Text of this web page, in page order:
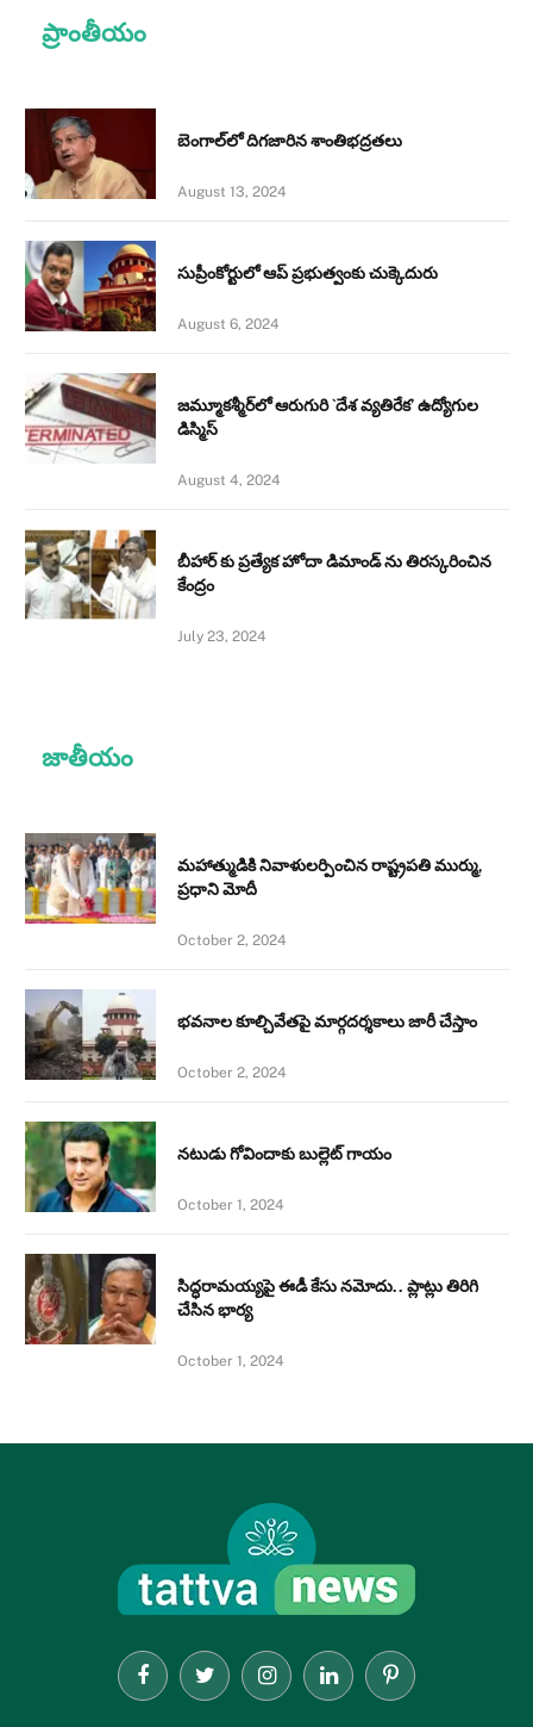
ప్రాంతీయం
బెంగాల్‌లో దిగజారిన శాంతిభద్రతలు
August 13, 2024
సుప్రీంకోర్టులో ఆప్ ప్రభుత్వంకు చుక్కెదురు
August 6, 2024
జమ్మూకశ్మీర్‌లో ఆరుగురి `దేశ వ్యతిరేక’ ఉద్యోగుల
డిస్మిస్‌
August 4, 2024
బీహార్ కు ప్రత్యేక హోదా డిమాండ్ ను తిరస్కరించిన
కేంద్రం
July 23, 2024
జాతీయం
మహాత్ముడికి నివాళులర్పించిన రాష్ట్రపతి ముర్ము,
ప్రధాని మోదీ
October 2, 2024
భవనాల కూల్చివేతపై మార్గదర్శకాలు జారీ చేస్తాం
October 2, 2024
నటుడు గోవిందాకు బుల్లెట్ గాయం
October 1, 2024
సిద్ధరామయ్యపై ఈడీ కేసు నమోదు.. ప్లాట్లు తిరిగి
చేసిన భార్య
October 1, 2024
FacebookTwitter InstagramLinkedInPinterest